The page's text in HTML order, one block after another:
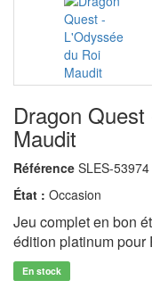
Dragon
Maudit
Référence SLES-53974
État : Occasion
Jeu complet en bon
édition platinum pour
En stock